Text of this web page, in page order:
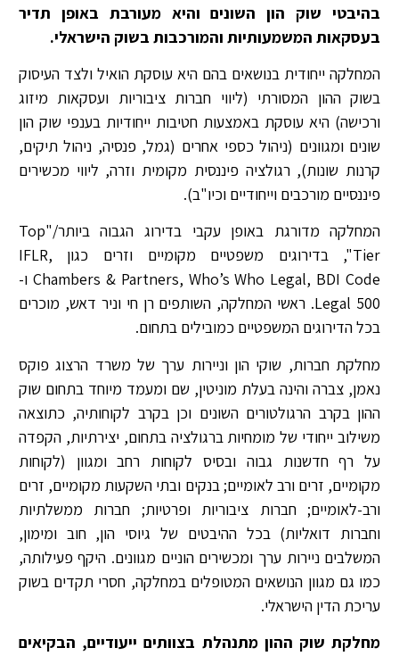
בהיבטי שוק הון השונים והיא מעורבת באופן תדיר
בעסקאות המשמעותיות והמורכבות בשוק הישראלי.
המחלקה ייחודית בנושאים בהם היא עוסקת הואיל ולצד העיסוק
בשוק ההון המסורתי (ליווי חברות ציבוריות ועסקאות מיזוג
ורכישה) היא עוסקת באמצעות חטיבות ייחודיות בענפי שוק הון
שונים ומגוונים (ניהול כספי אחרים (גמל, פנסיה, ניהול תיקים,
קרנות שונות), רגולציה פיננסית מקומית וזרה, ליווי מכשירים
פיננסיים מורכבים וייחודיים וכיו"ב).
המחלקה מדורגת באופן עקבי בדירוג הגבוה ביותר/"Top
Tier", בדירוגים משפטיים מקומיים וזרים כגון IFLR,
Chambers & Partners, Who’s Who Legal, BDI Code ו-
Legal 500. ראשי המחלקה, השותפים רן חי וניר דאש, מוכרים
בכל הדירוגים המשפטיים כמובילים בתחום.
מחלקת חברות, שוקי הון וניירות ערך של משרד הרצוג פוקס
נאמן, צברה והינה בעלת מוניטין, שם ומעמד מיוחד בתחום שוק
ההון בקרב הרגולטורים השונים וכן בקרב לקוחותיה, כתוצאה
משילוב ייחודי של מומחיות ברגולציה בתחום, יצירתיות, הקפדה
על רף חדשנות גבוה ובסיס לקוחות רחב ומגוון (לקוחות
מקומיים, זרים ורב לאומיים; בנקים ובתי השקעות מקומיים, זרים
ורב-לאומיים; חברות ציבוריות ופרטיות; חברות ממשלתיות
וחברות דואליות) בכל ההיבטים של גיוסי הון, חוב ומימון,
המשלבים ניירות ערך ומכשירים הוניים מגוונים. היקף פעילותה,
כמו גם מגוון הנושאים המטופלים במחלקה, חסרי תקדים בשוק
עריכת הדין הישראלי.
מחלקת שוק ההון מתנהלת בצוותים ייעודיים, הבקיאים